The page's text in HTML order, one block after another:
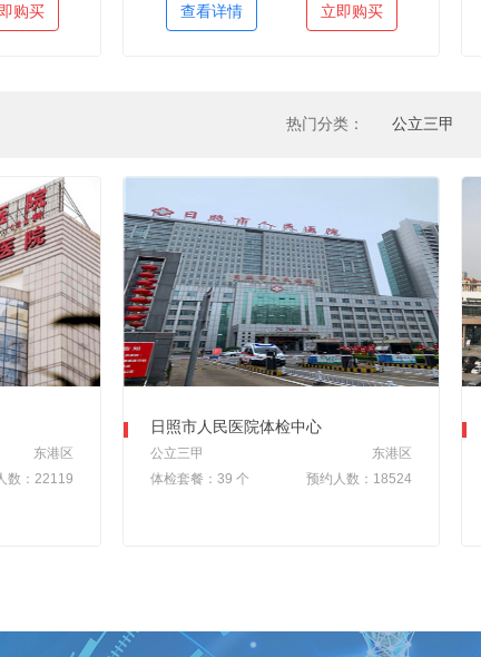
购买 ＋加入对比
查看详情 立即购买
热门分类： 公立三甲
东港区
数：22119
日照市人民医院体检中心
公立三甲
东港区
体检套餐：39 个
预约人数：18524